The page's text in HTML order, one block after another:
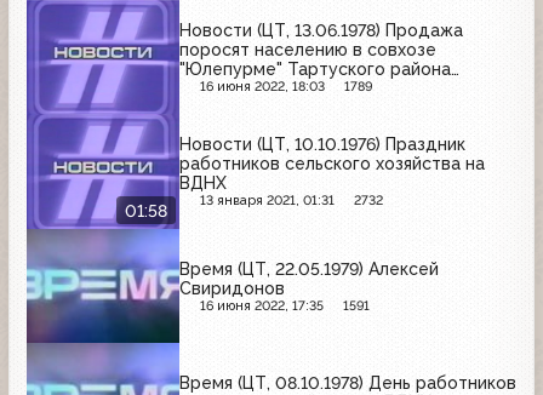
Новости (ЦТ, 13.06.1978) Продажа
поросят населению в совхозе
"Юлепурме" Тартуского района
Эстонии
16 июня 2022, 18:03 1789
01:58
Новости (ЦТ, 10.10.1976) Праздник
работников сельского хозяйства на
ВДНХ
13 января 2021, 01:31 2732
Время (ЦТ, 22.05.1979) Алексей
Свиридонов
16 июня 2022, 17:35 1591
Время (ЦТ, 08.10.1978) День работников